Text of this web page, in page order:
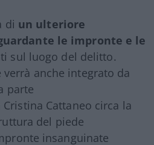
di un ulteriore
le impronte e le
sul luogo del delitto.
anche integrato da
parte
Cattaneo circa la
del piede
insanguinate